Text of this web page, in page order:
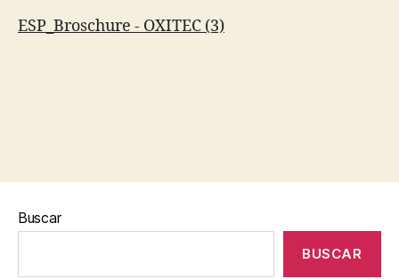
ESP_Broschure - OXITEC (3)
Buscar
BUSCAR